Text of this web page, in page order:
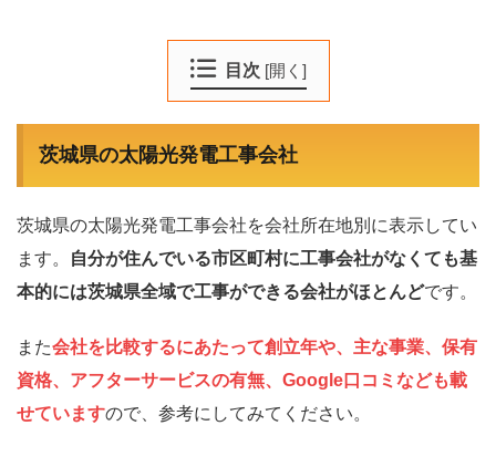
目次 [開く ]
茨城県の太陽光発電工事会社
茨城県の太陽光発電工事会社を会社所在地別に表示してい
ます。
自分が住んでいる市区町村に工事会社がなくても基
本的には茨城県全域で工事ができる会社がほとんどです。
また会社を比較するにあたって創立年や、主な事業、保有
資格、アフターサービスの有無、Google口コミなども載
せていますので、参考にしてみてください。